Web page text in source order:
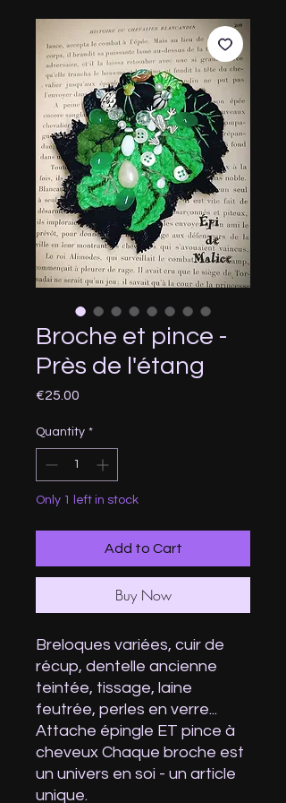
Broche et pince -
Près de l'étang
€25.00
Quantity *
Only 1 left in stock
Add to Cart
Buy Now
Breloques variées, cuir de
récup, dentelle ancienne
teintée, tissage, laine
feutrée, perles en verre...
Attache épingle ET pince à
cheveux Chaque broche est
un univers en soi - un article
unique.